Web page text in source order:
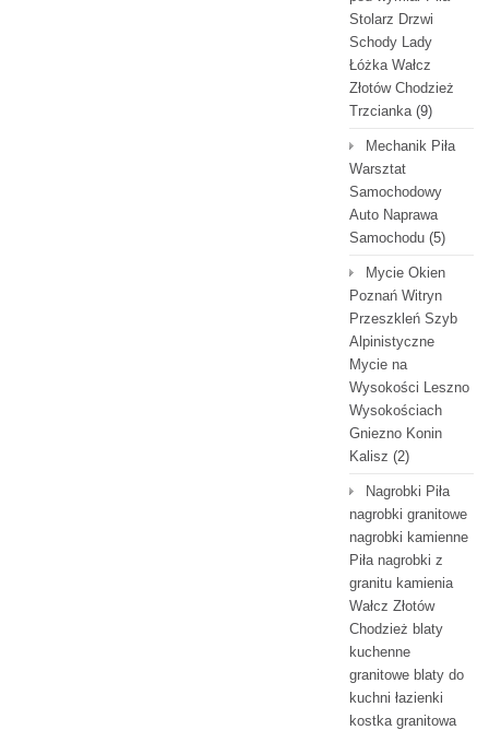
Stolarz Drzwi
Schody Lady
Łóżka Wałcz
Złotów Chodzież
Trzcianka(9)
Mechanik Piła
Warsztat
Samochodowy
Auto Naprawa
Samochodu (5)
Mycie Okien
Poznań Witryn
Przeszkleń Szyb
Alpinistyczne
Mycie na
Wysokości Leszno
Wysokościach
Gniezno Konin
Kalisz (2)
Nagrobki Piła
nagrobki granitowe
nagrobki kamienne
Piła nagrobki z
granitu kamienia
Wałcz Złotów
Chodzież blaty
kuchenne
granitowe blaty do
kuchni łazienki
kostka granitowa